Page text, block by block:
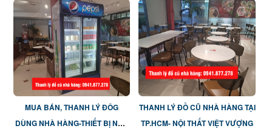
MUA BÁN, THANH LÝ ĐÔG
DÙNG NHÀ HÀNG-THIẾT BỊ NHÀ
THANH LÝ ĐỒ CŨ NHÀ HÀNG TẠI
TP.HCM- NỘI THẤT VIỆT VƯỢNG